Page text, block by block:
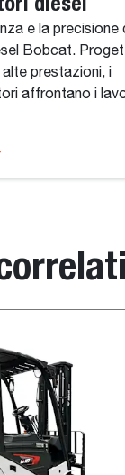
e la precisione
Bobcat.
prestazioni, i
affrontano i